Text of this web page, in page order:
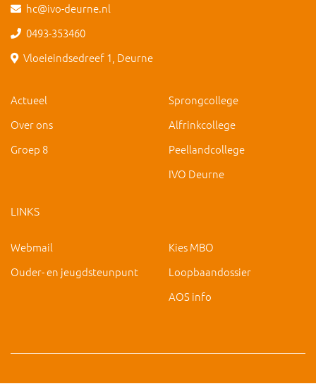
hc@ivo-deurne.nl
0493-353460
Vloeieindsedreef 1, Deurne
Actueel
Over ons
Groep 8
Sprongcollege
Alfrinkcollege
Peellandcollege
IVO Deurne
LINKS
Webmail
Ouder- en jeugdsteunpunt
Kies MBO
Loopbaandossier
AOS info
Copyright 2019 IVO Deurne | hc@ivo-deurne.nl|Cookies